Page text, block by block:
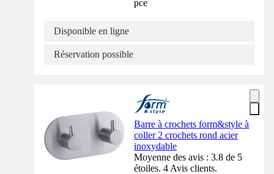
pce
Disponible en ligne
Réservation possible
Barre à crochets form&style à
coller 2 crochets rond acier
inoxydable
Moyenne des avis : 3.8 de 5
étoiles. 4 Avis clients.